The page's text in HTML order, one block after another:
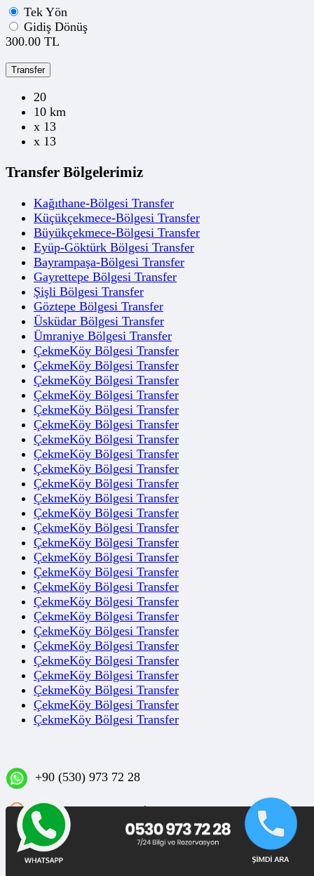
Tek Yön
Gidiş Dönüş
300.00 TL
Transfer
20
10 km
x 13
x 13
Transfer Bölgelerimiz
Kağıthane-Bölgesi Transfer
Küçükçekmece-Bölgesi Transfer
Büyükçekmece-Bölgesi Transfer
Eyüp-Göktürk Bölgesi Transfer
Bayrampaşa-Bölgesi Transfer
Gayrettepe Bölgesi Transfer
Şişli Bölgesi Transfer
Göztepe Bölgesi Transfer
Üsküdar Bölgesi Transfer
Ümraniye Bölgesi Transfer
ÇekmeKöy Bölgesi Transfer
ÇekmeKöy Bölgesi Transfer
ÇekmeKöy Bölgesi Transfer
ÇekmeKöy Bölgesi Transfer
ÇekmeKöy Bölgesi Transfer
ÇekmeKöy Bölgesi Transfer
ÇekmeKöy Bölgesi Transfer
ÇekmeKöy Bölgesi Transfer
ÇekmeKöy Bölgesi Transfer
ÇekmeKöy Bölgesi Transfer
ÇekmeKöy Bölgesi Transfer
ÇekmeKöy Bölgesi Transfer
ÇekmeKöy Bölgesi Transfer
ÇekmeKöy Bölgesi Transfer
ÇekmeKöy Bölgesi Transfer
ÇekmeKöy Bölgesi Transfer
ÇekmeKöy Bölgesi Transfer
ÇekmeKöy Bölgesi Transfer
ÇekmeKöy Bölgesi Transfer
ÇekmeKöy Bölgesi Transfer
ÇekmeKöy Bölgesi Transfer
ÇekmeKöy Bölgesi Transfer
ÇekmeKöy Bölgesi Transfer
ÇekmeKöy Bölgesi Transfer
ÇekmeKöy Bölgesi Transfer
ÇekmeKöy Bölgesi Transfer
+90 (530) 973 72 28
Sakızağacı Mahallesi İstanbul Caddesi No: 42/1 D:3
Bakırköy/İSTANBUL
Blog